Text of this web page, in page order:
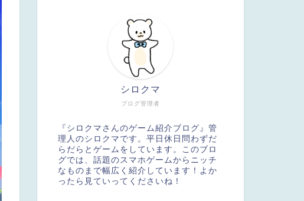
ブログ管理者
シロクマ
『シロクマさんのゲーム紹介ブログ』管
理人のシロクマです。平日休日問わずだ
らだらとゲームをしています。このブロ
グでは、話題のスマホゲームからニッチ
なものまで幅広く紹介しています！よか
ったら見ていってくださいね！